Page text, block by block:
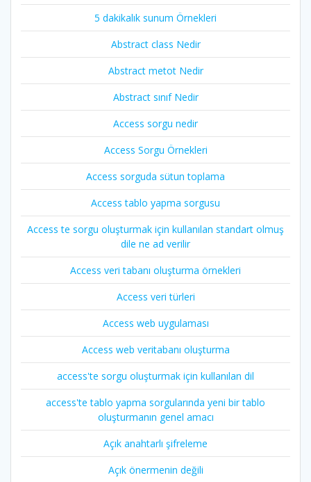
5 dakikalık sunum Örnekleri
Abstract class Nedir
Abstract metot Nedir
Abstract sınıf Nedir
Access sorgu nedir
Access Sorgu Örnekleri
Access sorguda sütun toplama
Access tablo yapma sorgusu
Access te sorgu oluşturmak için kullanılan standart olmuş
dile ne ad verilir
Access veri tabanı oluşturma örnekleri
Access veri türleri
Access web uygulaması
Access web veritabanı oluşturma
access'te sorgu oluşturmak için kullanılan dil
access'te tablo yapma sorgularında yeni bir tablo
oluşturmanın genel amacı
Açık anahtarlı şifreleme
Açık önermenin değili